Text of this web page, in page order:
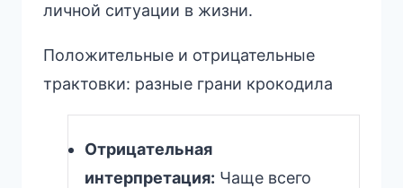
личной ситуации в жизни.
Положительные и отрицательные
трактовки: разные грани крокодила
Отрицательная
интерпретация: Чаще всего